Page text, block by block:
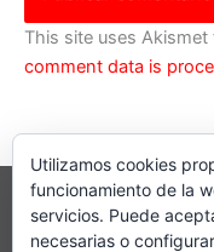
This site uses
comment data is
Utilizamos cookies
funcionamiento de la
servicios. Puede
necesarias o